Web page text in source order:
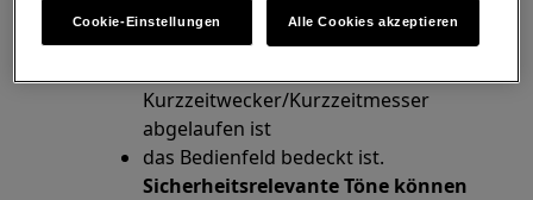
wenn
das Kochfeld eingeschalten wird.
Kurzzeitwecker/Kurzzeitmesser
abgelaufen ist
das Bedienfeld bedeckt ist.
Sicherheitsrelevante Töne können
Cookie-Einstellungen Alle Cookies akzeptieren